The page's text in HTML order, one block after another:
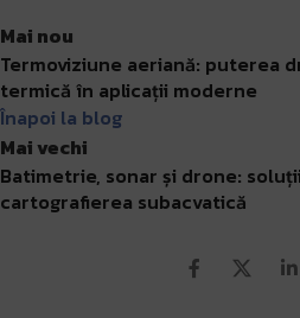
Mai nou
Termoviziune aeriană: puterea
termică în aplicații moderne
Înapoi la blog
Mai vechi
Batimetrie, sonar și drone:
cartografierea subacvatică